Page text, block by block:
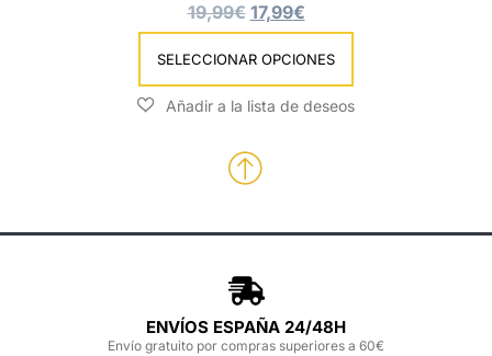
19,99€ 17,99€
SELECCIONAR OPCIONES
ENVÍOS ESPAÑA 24/48H
Envío gratuito por compras superiores a 60€